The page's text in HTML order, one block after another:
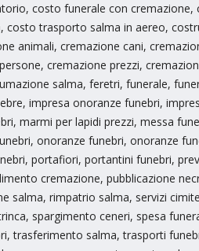
costo funerale con
costo trasporto salma in aereo,
animali, cremazione cani,
cremazione prezzi,
salma, feretri, funerale,
impresa onoranze funebri,
marmi per lapidi prezzi, messa
onoranze funebri, onoranze
portafiori, portantini funebri,
cremazione, pubblicazione
salma, rimpatrio salma, servizi
spargimento ceneri, spesa
trasferimento salma, trasporti